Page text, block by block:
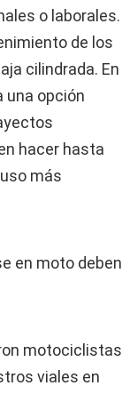
o laborales.
de los
cilindrada. En
una opción
hacer hasta
más
en moto deben
motociclistas
viales en